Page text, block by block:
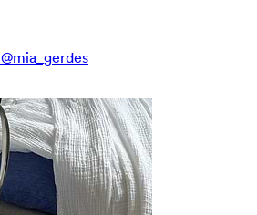
@mia_gerdes